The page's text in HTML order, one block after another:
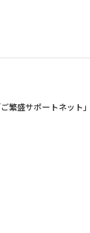
繁盛サポートネット」